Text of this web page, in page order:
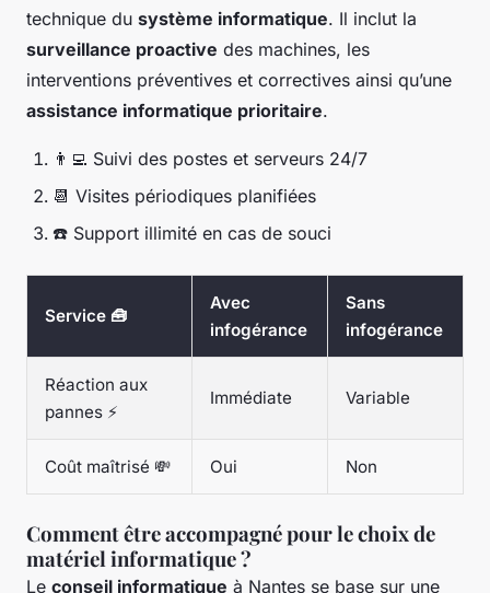
technique du système informatique. Il inclut la
surveillance proactive des machines, les
interventions préventives et correctives ainsi qu’une
assistance informatique prioritaire.
👨‍💻 Suivi des postes et serveurs 24/7
📆 Visites périodiques planifiées
☎️ Support illimité en cas de souci
Service 🧰
Avec
infogérance
Sans
infogérance
Réaction aux
pannes ⚡
Immédiate Variable
Coût maîtrisé 💸 Oui Non
Comment être accompagné pour le choix de
matériel informatique ?
Le conseil informatique à Nantes se base sur une